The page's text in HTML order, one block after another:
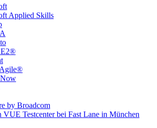
Applied Skills
Agile®
by Broadcom
VUE Testcenter bei Fast Lane in München